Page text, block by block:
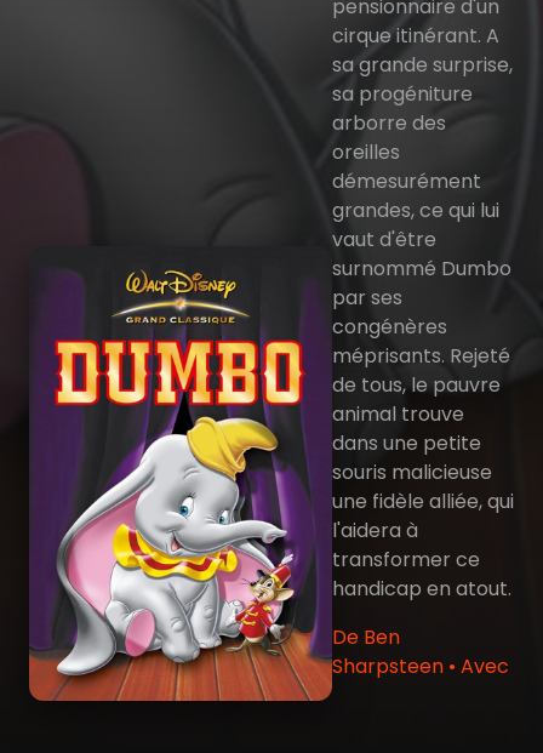
pensionnaire d'un
cirque itinérant. A
sa grande surprise,
sa progéniture
arborre des
oreilles
démesurément
grandes, ce qui lui
vaut d'être
surnommé Dumbo
par ses
congénères
méprisants. Rejeté
de tous, le pauvre
animal trouve
dans une petite
souris malicieuse
une fidèle alliée, qui
l'aidera à
transformer ce
handicap en atout.
De Ben
Sharpsteen • Avec